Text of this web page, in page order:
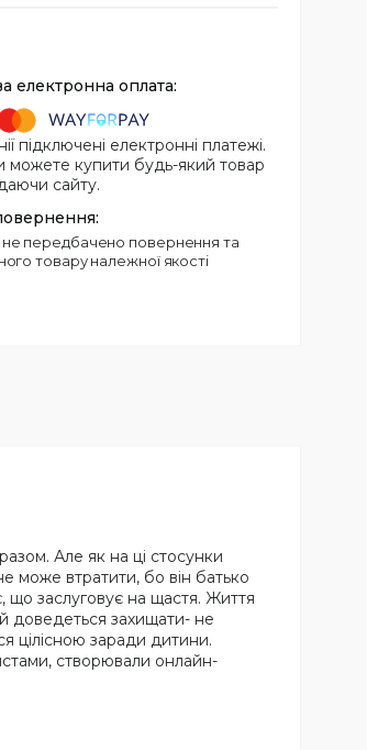
підключені електронні платежі.
можете купити будь-який товар
сайту.
товару належної якості
Але як на ці стосунки
може втратити, бо він батько
що заслуговує на щастя. Життя
доведеться захищати- не
цілісною заради дитини.
створювали онлайн-